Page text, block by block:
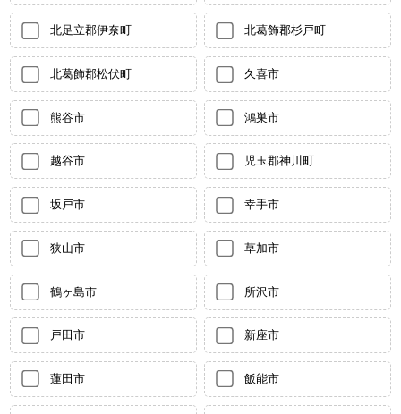
北足立郡伊奈町 北葛飾郡杉戸町
北葛飾郡松伏町 久喜市
熊谷市 鴻巣市
越谷市 児玉郡神川町
坂戸市 幸手市
狭山市 草加市
鶴ヶ島市 所沢市
戸田市 新座市
蓮田市 飯能市